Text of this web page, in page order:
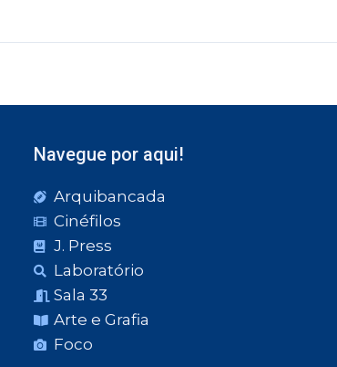
Navegue por aqui!
Arquibancada
Cinéfilos
J. Press
Laboratório
Sala 33
Arte e Grafia
Foco